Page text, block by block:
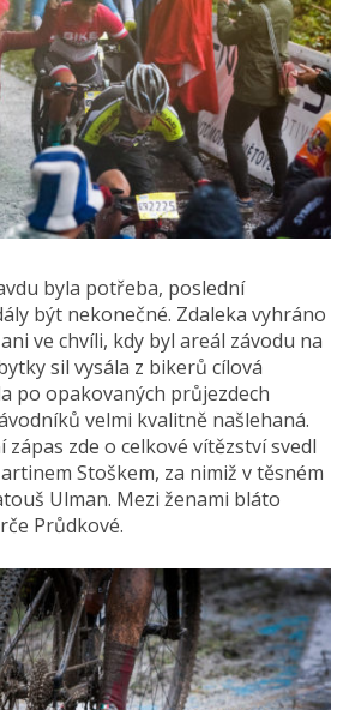
byla potřeba, poslední
být nekonečné. Zdaleka vyhráno
ve chvíli, kdy byl areál závodu na
sil vysála z bikerů cílová
po opakovaných průjezdech
velmi kvalitně našlehaná.
zde o celkové vítězství svedl
Stoškem, za nimiž v těsném
Ulman. Mezi ženami bláto
Průdkové.